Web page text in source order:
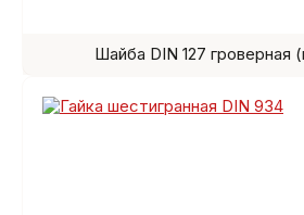
Шайба DIN 127 гроверная